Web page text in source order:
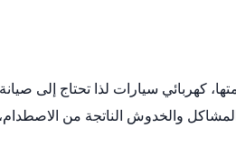
كهربائي سيارات لذا تحتاج إلى صيانة
والخدوش الناتجة من